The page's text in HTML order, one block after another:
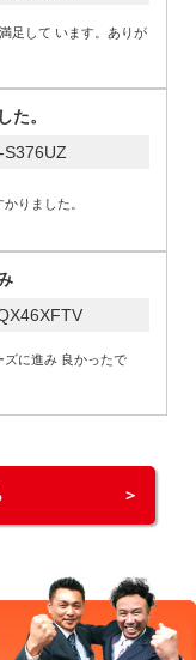
た。
S376UZ
りました。
ズに進み 良かったで